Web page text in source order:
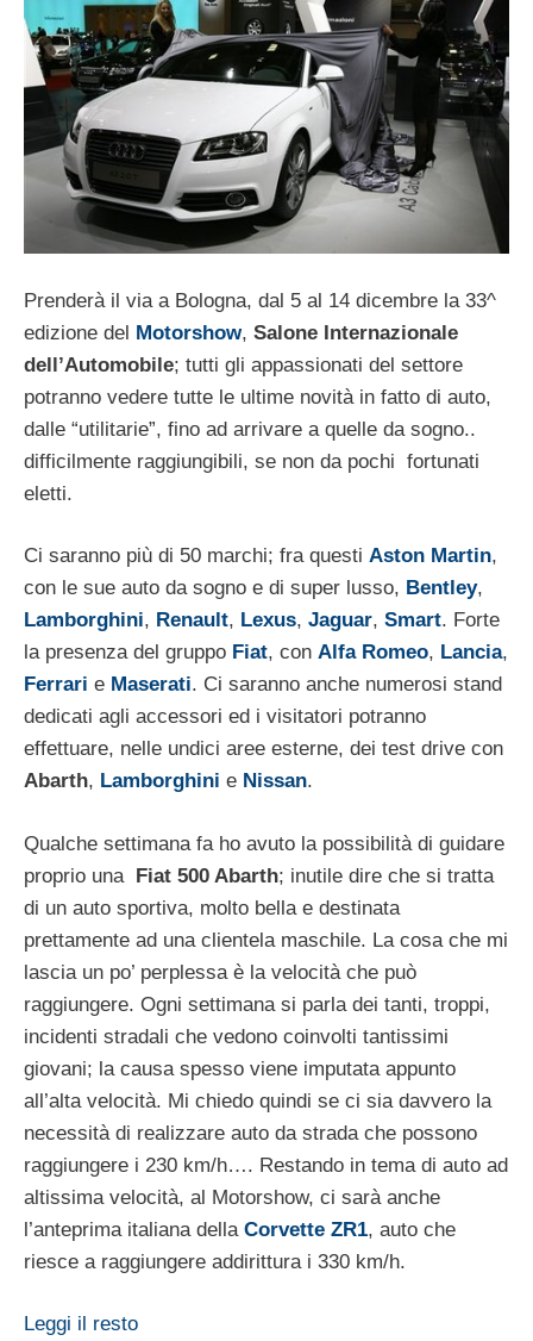
Prenderà il via a Bologna, dal 5 al 14 dicembre la 33^
edizione del Motorshow, Salone Internazionale
dell’Automobile; tutti gli appassionati del settore
potranno vedere tutte le ultime novità in fatto di auto,
dalle “utilitarie”, fino ad arrivare a quelle da sogno..
difficilmente raggiungibili, se non da pochi fortunati
eletti.
Ci saranno più di 50 marchi; fra questi Aston Martin,
con le sue auto da sogno e di super lusso, Bentley,
Lamborghini, Renault, Lexus, Jaguar, Smart. Forte
la presenza del gruppo Fiat, con Alfa Romeo, Lancia,
Ferrari e Maserati. Ci saranno anche numerosi stand
dedicati agli accessori ed i visitatori potranno
effettuare, nelle undici aree esterne, dei test drive con
Abarth, Lamborghini e Nissan.
Qualche settimana fa ho avuto la possibilità di guidare
proprio una Fiat 500 Abarth; inutile dire che si tratta
di un auto sportiva, molto bella e destinata
prettamente ad una clientela maschile. La cosa che mi
lascia un po’ perplessa è la velocità che può
raggiungere. Ogni settimana si parla dei tanti, troppi,
incidenti stradali che vedono coinvolti tantissimi
giovani; la causa spesso viene imputata appunto
all’alta velocità. Mi chiedo quindi se ci sia davvero la
necessità di realizzare auto da strada che possono
raggiungere i 230 km/h…. Restando in tema di auto ad
altissima velocità, al Motorshow, ci sarà anche
l’anteprima italiana della Corvette ZR1, auto che
riesce a raggiungere addirittura i 330 km/h.
Leggi il resto